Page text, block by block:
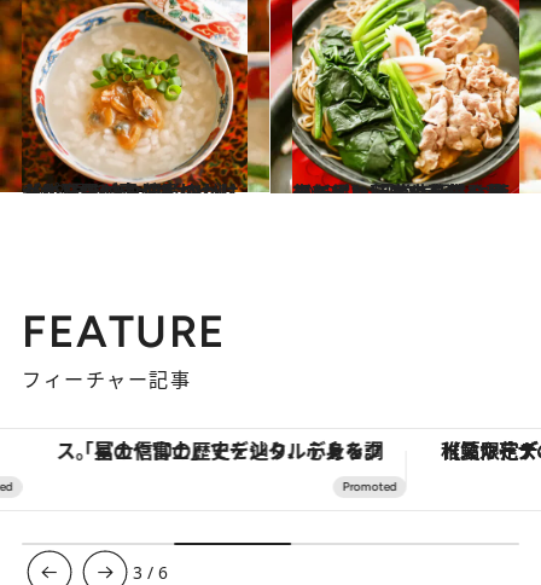
2023.10.21
【からだが喜ぶおかゆレシピ】 あさり佃煮のっけがゆ 優しいおいしさがじんわり胃に広がる
グルメ 2023.1.11
【新しい蕎麦の具材発見レシピ】 「常夜鍋」に着想を得た「常夜蕎麦」 豚しゃぶとほうれん草を蕎麦にオン
グルメ
FEATURE
フィーチャー記事
「星のや富士」でデジタルデトックス。冨士信仰の歴史を辿り、心身を調える。 【夏限定ディナーコース】旬を
3 /6